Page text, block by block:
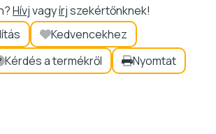
Hívjvagyírjszekértőnknek!
Kérdés a termékről Nyomtat